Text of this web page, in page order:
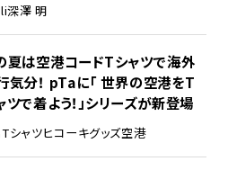
深澤 明
夏は空港コードTシャツで海外
気分！ pTaに「 世界の空港をT
ツで着よう！」シリーズが新登場
Tシャツヒコーキグッズ空港